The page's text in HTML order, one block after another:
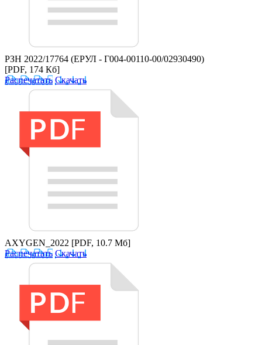
РЗН 2022/17764 (ЕРУЛ - Г004-00110-00/02930490)
[PDF, 174 Кб]
Распечатать Скачать
AXYGEN_2022 [PDF, 10.7 Мб]
Распечатать Скачать